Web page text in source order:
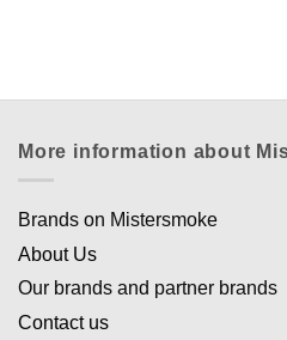
More information about
Brands on Mistersmoke
About Us
Our brands and partner brands
Contact us